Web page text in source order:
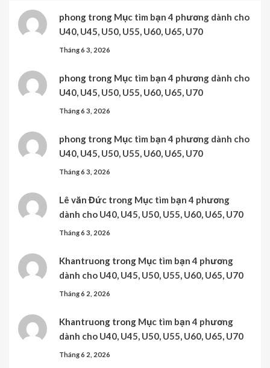
phong trong Mục tìm bạn 4 phương dành cho
U40, U45, U50, U55, U60, U65, U70
Tháng 6 3, 2026
phong trong Mục tìm bạn 4 phương dành cho
U40, U45, U50, U55, U60, U65, U70
Tháng 6 3, 2026
phong trong Mục tìm bạn 4 phương dành cho
U40, U45, U50, U55, U60, U65, U70
Tháng 6 3, 2026
Lê văn Đức trong Mục tìm bạn 4 phương
dành cho U40, U45, U50, U55, U60, U65, U70
Tháng 6 3, 2026
Khantruong trong Mục tìm bạn 4 phương
dành cho U40, U45, U50, U55, U60, U65, U70
Tháng 6 2, 2026
Khantruong trong Mục tìm bạn 4 phương
dành cho U40, U45, U50, U55, U60, U65, U70
Tháng 6 2, 2026